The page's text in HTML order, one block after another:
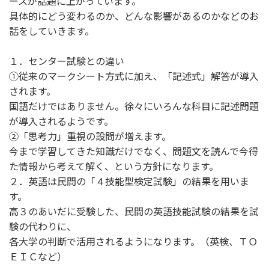
具体的にどう変わるのか、どんな影響があるのかなどのお
話をしていきます。
１．センター試験との違い
①従来のマークシート方式に加え、「記述式」解答が導入
されます。
国語だけではありません。徐々にいろんな科目に記述問題
が導入されるようです。
②「思考力」重視の設問が増えます。
今まで学習してきた知識だけでなく、問題文を読んで今得
た情報から考えて解く、という方針になります。
２．英語は民間の「４技能型検定試験」の結果を用いま
す。
高３のあいだに受験した、民間の英語技能試験の結果を試
験の代わりに、
各大学の判断で活用されるようになります。（英検、ＴＯ
ＥＩＣなど）